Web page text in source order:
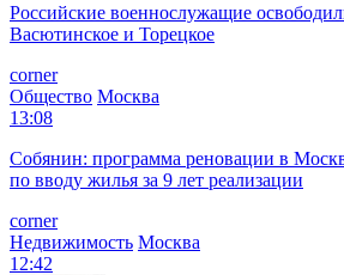
Российские военнослужащие
Васютинское и Торецкое
corner
Общество Москва
13:08
Собянин: программа реновации в
по вводу жилья за 9 лет реализации
corner
Недвижимость Москва
12:42